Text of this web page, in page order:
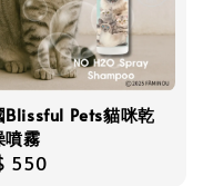
Blissful Pets貓咪乾
噴霧
550